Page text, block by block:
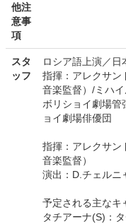
他注
意事
項
スタ
ッフ
ロシア語上演／日
指揮：アレクサン
音楽監督）/ミハ
ボリショイ劇場管
ョイ劇場俳優団
指揮：アレクサン
音楽監督）
演出：D.チェルニ
予定される主なキ
タチアーナ(S)：